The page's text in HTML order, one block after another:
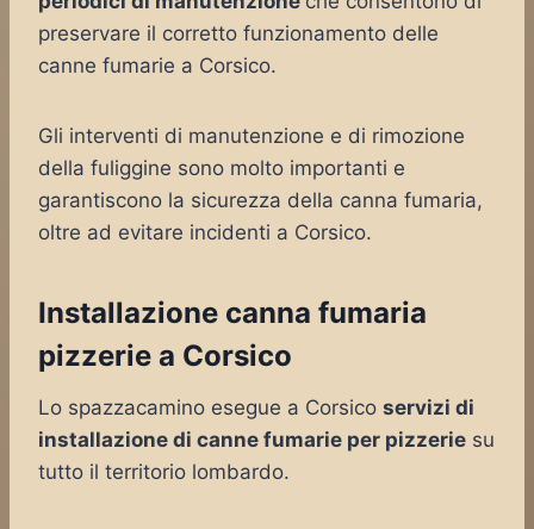
preservare il corretto funzionamento delle
canne fumarie a Corsico.
Gli interventi di manutenzione e di rimozione
della fuliggine sono molto importanti e
garantiscono la sicurezza della canna fumaria,
oltre ad evitare incidenti a Corsico.
Installazione canna fumaria
pizzerie a Corsico
Lo spazzacamino esegue a Corsico servizi di
installazione di canne fumarie per pizzerie su
tutto il territorio lombardo.